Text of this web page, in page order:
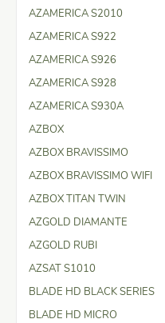
AZAMERICA S2010
AZAMERICA S922
AZAMERICA S926
AZAMERICA S928
AZAMERICA S930A
AZBOX
AZBOX BRAVISSIMO
AZBOX BRAVISSIMO WIFI
AZBOX TITAN TWIN
AZGOLD DIAMANTE
AZGOLD RUBI
AZSAT S1010
BLADE HD BLACK SERIES
BLADE HD MICRO